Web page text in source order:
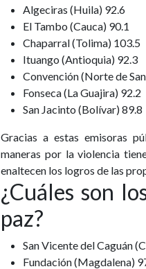
Algeciras (Huila) 92.6
El Tambo (Cauca) 90.1
Chaparral (Tolima) 103.5
Ituango (Antioquia) 92.3
Convención (Norte de
Fonseca (La Guajira) 92.2
San Jacinto (Bolívar) 89.8
Gracias a estas emisoras
maneras por la violencia
enaltecen los logros de las
¿Cuáles son
paz?
San Vicente del Caguán
Fundación (Magdalena)